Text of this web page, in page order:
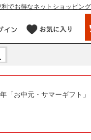
利でお得なネットショッピン
「お中元・サマーギフト